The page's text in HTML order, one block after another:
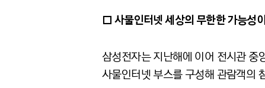
□ 사물인터넷 세상의 무한한 가능성
삼성전자는 지난해에 이어 전시관
사물인터넷 부스를 구성해 관람객의